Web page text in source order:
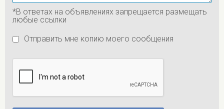
*В ответах на объявлениях запрещается размещать
любые ссылки
Отправить мне копию моего сообщения